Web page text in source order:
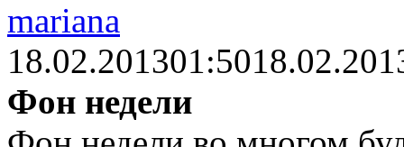
mariana
18.02.201301:50
Фон недели